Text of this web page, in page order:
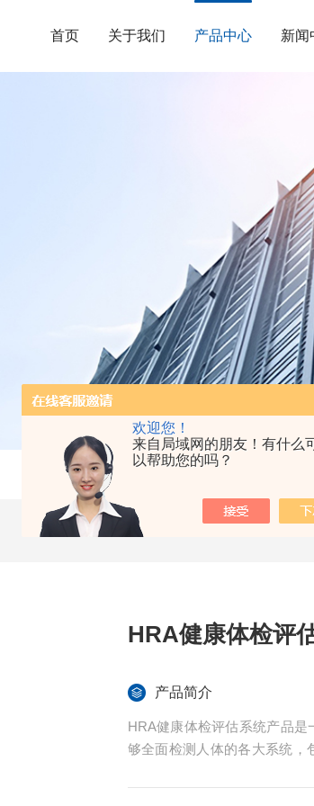
欢迎您！
来自局域网的朋友！有什么
以帮助您的吗？
首页 关于我们 产品中心 新闻
HRA健康体检评
产品简介
HRA健康体检评估系统产品
够全面检测人体的各大系统，